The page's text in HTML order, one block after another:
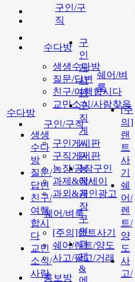
수다방
생생수다방
질문/답변
친구/여행합시다
교민소식/사람찾음
구인/구직
구인게시판
구직게시판
농장/공장구인
과제&에세이
과외&개인광고
쉐어/벼룩
[주의]랜트사기
쉐어/렌트/양도
사고/팔고/거래
홍보방
수다방
생생
수다
방
질문/
답변
친구/
여행
합시
다
교민
소식/
사람
구인/구
직
구
인
게
시
판
구
직
게
시
판
농
장/
공
장
구
인
과
제
&
에
쉐어/벼
룩
[주
의]
랜
트
사
기
쉐
어/
렌
트/
양
도
사
고/